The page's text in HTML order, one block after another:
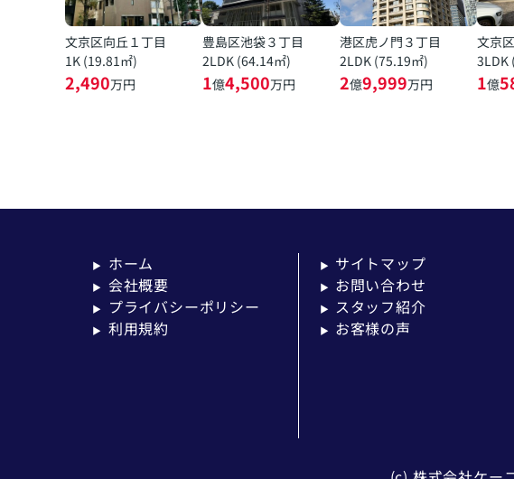
文京区向丘１丁目
1K (19.81㎡)
2,490万円
豊島区池袋３丁目
2LDK (64.14㎡)
1億4,500万円
港区虎ノ門３丁目
2LDK (75.19㎡)
2億9,999万円
文京
3LDK
1億
▶ ホーム
▶ 会社概要
▶ プライバシーポリシー
▶ 利用規約
▶ サイトマップ
▶ お問い合わせ
▶ スタッフ紹介
▶ お客様の声